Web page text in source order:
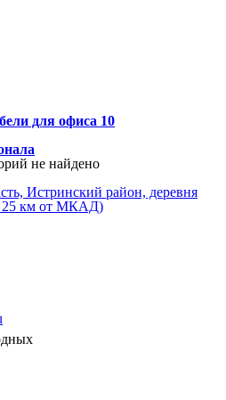
для офиса 10
не найдено
Истринский район, деревня
25 км от МКАД)